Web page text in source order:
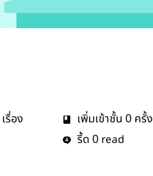
เรื่อง เพิ่มเข้าชั้น 0 ครั้ง
รี้ด 0 read